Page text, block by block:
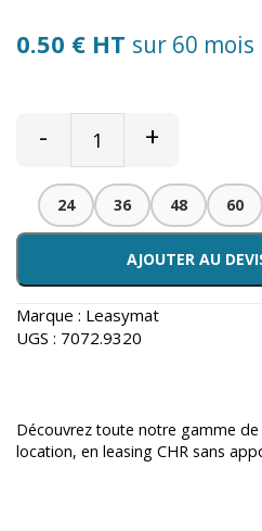
0.50 € HT sur 60 mois
- +
24 36 48 60
AJOUTER AU
Marque : Leasymat
UGS : 7072.9320
Découvrez toute notre gamme de
location, en leasing CHR sans